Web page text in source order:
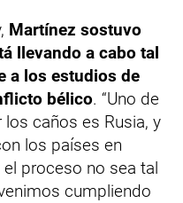
Martínez sostuvo
llevando a cabo tal
a los estudios de
bélico. “Uno de
caños es Rusia, y
los países en
proceso no sea tal
cumpliendo